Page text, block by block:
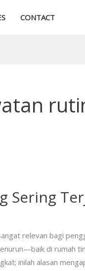
CONTACT
Sering
relevan bagi
di rumah
inilah alasan